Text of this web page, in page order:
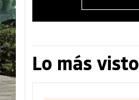
Lo más visto